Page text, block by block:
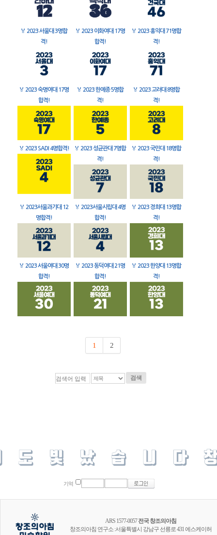
🏅 2023 서울대 3명합
격!
🏅 2023 이화여대 17명
합격!
🏅 2023 홍익대 71명합
격!
🏅 2023 숙명여대 17명
합격!
🏅 2023 한예종 5명합
격!
🏅 2023 고려대 8명합
격!
🏅 2023 SADI 4명합격! 🏅 2023 성균관대 7명합
격!
🏅 2023 국민대 18명합
격!
🏅 2023서울과기대 12
명합격!
🏅 2023서울시립대 4명
합격!
🏅 2023 경희대 13명합
격!
🏅 2023 서울여대 30명
합격!
🏅 2023 동덕여대 21명
합격!
🏅 2023 한양대 13명합
격!
1 2
검색
기억
ARS 1577-0057전국 창조의아침
창조의아침 연구소 :서울특별시 강남구 선릉로 431 에스케이허